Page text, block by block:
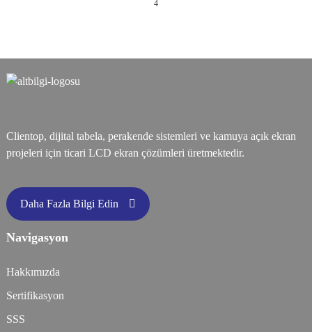
4
Clientop, dijital tabela, perakende sistemleri ve kamuya açık ekran
projeleri için ticari LCD ekran çözümleri üretmektedir.
Daha Fazla Bilgi Edin
Navigasyon
Hakkımızda
Sertifikasyon
SSS